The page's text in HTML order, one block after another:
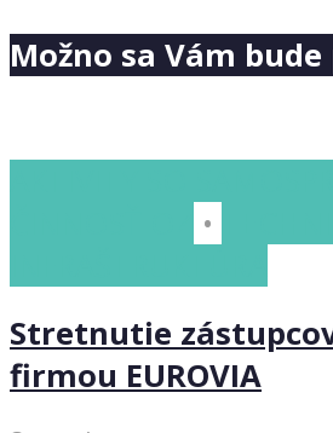
Možno sa Vám
•
Stretnutie
firmou EUROVIA